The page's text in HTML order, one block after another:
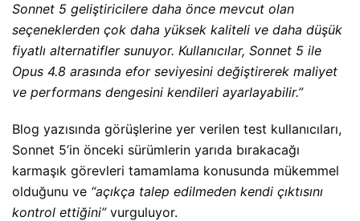
Sonnet 5 geliştiricilere daha önce mevcut olan
seçeneklerden çok daha yüksek kaliteli ve daha düşük
fiyatlı alternatifler sunuyor. Kullanıcılar, Sonnet 5 ile
Opus 4.8 arasında efor seviyesini değiştirerek maliyet
ve performans dengesini kendileri ayarlayabilir.”
Blog yazısında görüşlerine yer verilen test kullanıcıları,
Sonnet 5’in önceki sürümlerin yarıda bırakacağı
karmaşık görevleri tamamlama konusunda mükemmel
olduğunu ve “açıkça talep edilmeden kendi çıktısını
kontrol ettiğini”vurguluyor.